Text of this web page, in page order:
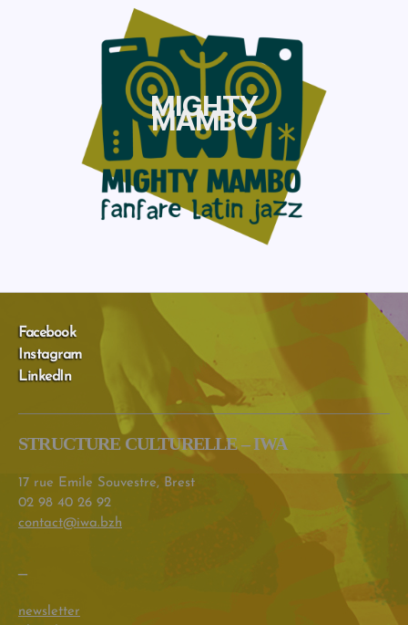
MIGHTY
MAMBO
Facebook
Instagram
LinkedIn
STRUCTURE CULTURELLE – IWA
17 rue Emile Souvestre, Brest
02 98 40 26 92
contact@iwa.bzh
–
newsletter